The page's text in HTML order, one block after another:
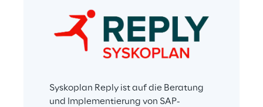
Syskoplan Reply ist auf die Beratung
und Implementierung von SAP-